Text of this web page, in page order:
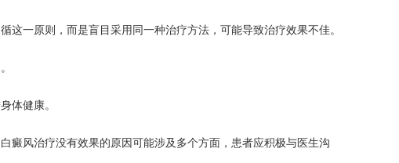
一原则，而是盲目采用同一种治疗方法，可能导致治疗效果不佳。
体健康。
癜风治疗没有效果的原因可能涉及多个方面，患者应积极与医生沟